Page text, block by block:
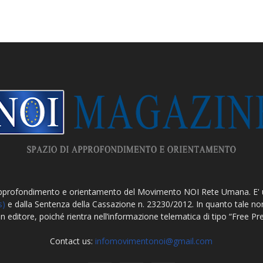
e orientamento del Movimento NOI Rete Umana.
e dalla Sentenza della Cassazione n. 23230/2012. In quanto tale
editore, poiché rientra nell’informazione telematica di tipo “Free
Contact us: infomovimentonoi@gmail.com